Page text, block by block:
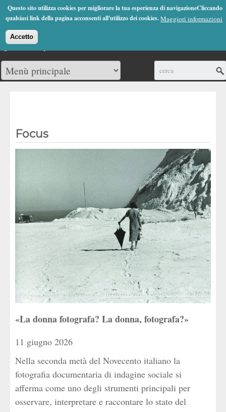
Questo sito utilizza cookies per migliorare la tua esperienza di navigazioneCliccando
qualsiasi link della pagina acconsenti all'utilizzo dei cookies.Maggiori informazioni
Accetto
Jump to Navigation
(0)
Focus
«La donna fotografa? La donna, fotografa?»
11 giugno 2026
Nella seconda metà del Novecento italiano la
fotografia documentaria di indagine sociale si
afferma come uno degli strumenti principali per
osservare, interpretare e raccontare lo stato del